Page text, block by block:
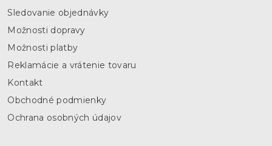
Sledovanie objednávky
Možnosti dopravy
Možnosti platby
Reklamácie a vrátenie tovaru
Kontakt
Obchodné podmienky
Ochrana osobných údajov